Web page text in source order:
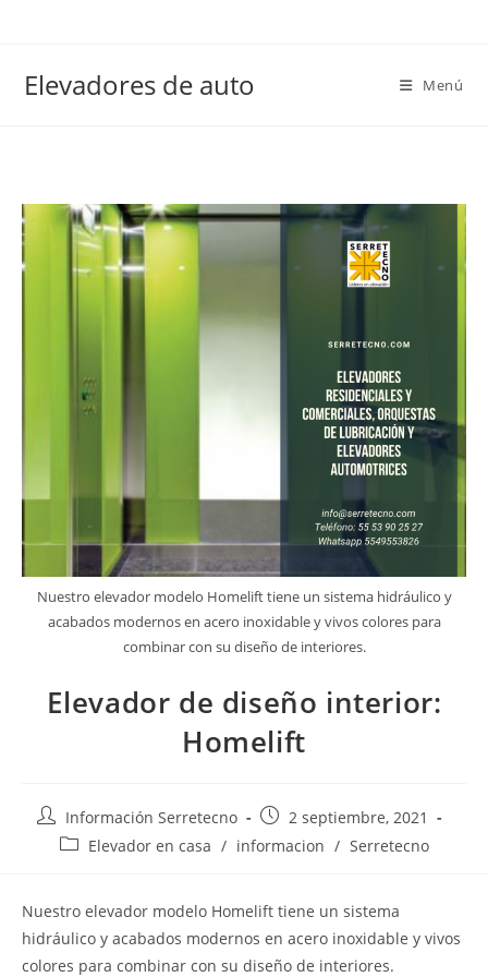
Elevadores de auto Menú
Nuestro elevador modelo Homelift tiene un sistema hidráulico y
acabados modernos en acero inoxidable y vivos colores para
combinar con su diseño de interiores.
Elevador de diseño interior:
Homelift
Información Serretecno
2 septiembre, 2021
Elevador en casa / informacion / Serretecno
Nuestro elevador modelo Homelift tiene un sistema
hidráulico y acabados modernos en acero inoxidable y vivos
colores para combinar con su diseño de interiores.